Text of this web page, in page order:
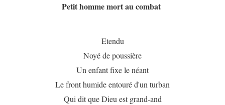
Petit homme mort au combat
Etendu
Noyé de poussière
Un enfant fixe le néant
Le front humide entouré d'un turban
Qui dit que Dieu est grand-and